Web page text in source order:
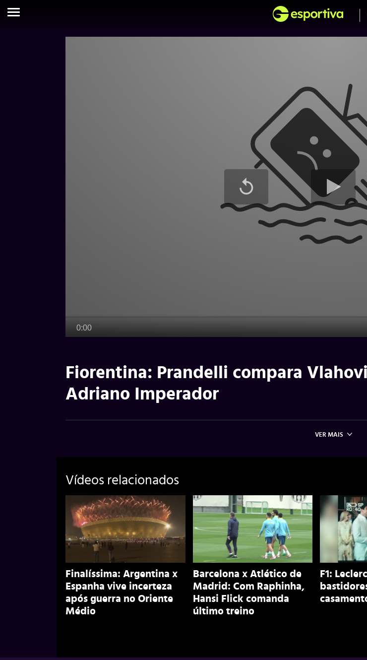
Fiorentina: Prandelli compara
Adriano Imperador
VER MAIS
Vídeos relacionados
Finalíssima: Argentina x
Espanha vive incerteza
após guerra no Oriente
Médio
Barcelona x Atlético de
Madrid: Com Raphinha,
Hansi Flick comanda
último treino
F1: